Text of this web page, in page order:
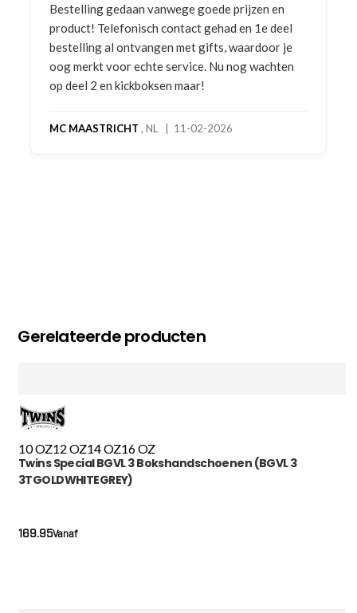
Bestelling gedaan vanwege goede prijzen en
product! Telefonisch contact gehad en 1e deel
bestelling al ontvangen met gifts, waardoor je
oog merkt voor echte service. Nu nog wachten
op deel 2 en kickboksen maar!
MC MAASTRICHT , NL | 11-02-2026
Gerelateerde producten
10 OZ12 OZ14 OZ16 OZ
Twins Special BGVL 3 Bokshandschoenen (BGVL 3
3TGOLDWHITEGREY)
Vanaf
169.95